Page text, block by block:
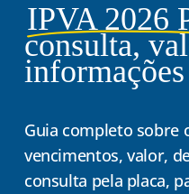
IPVA 2026
consulta,
informações
Guia completo sobre
vencimentos, valor,
consulta pela placa,